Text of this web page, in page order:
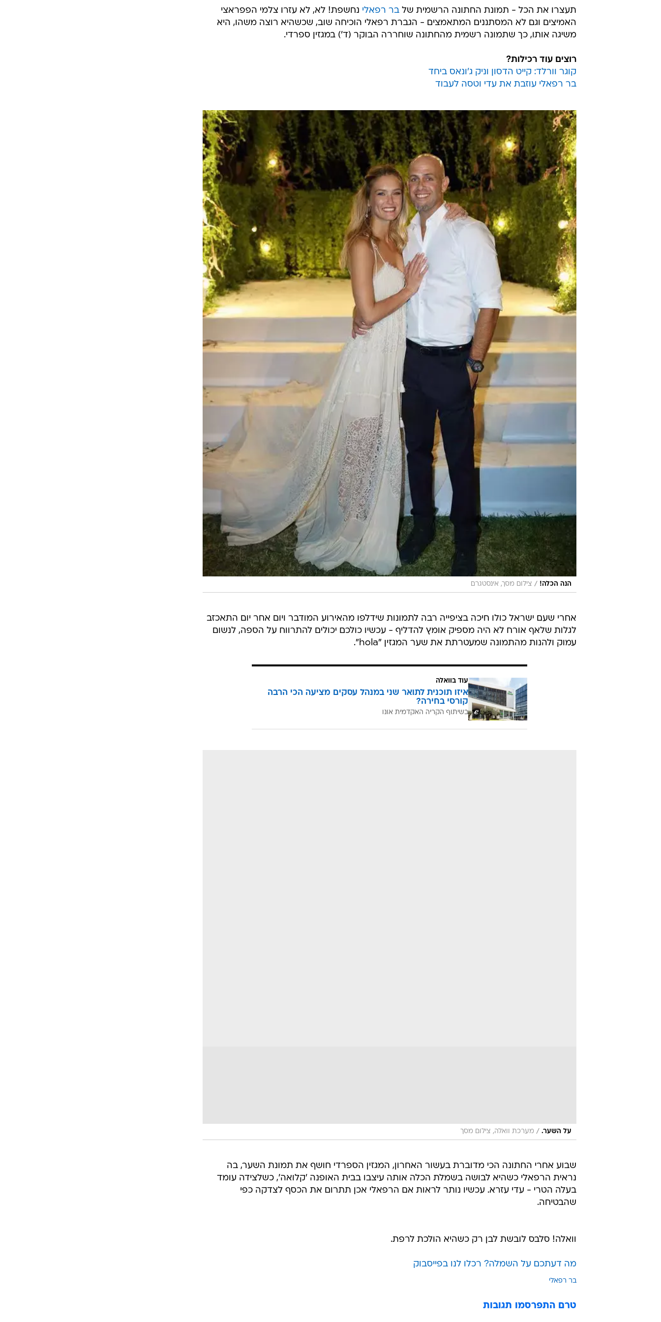
תעצרו את הכל - תמונת החתונה הרשמית של בר רפאלי נחשפת! לא, לא עזרו צלמי הפפראצי
האמיצים וגם לא המסתננים המתאמצים - הגברת רפאלי הוכיחה שוב, שכשהיא רוצה משהו, היא
משיגה אותו, כך שתמונה רשמית מהחתונה שוחררה הבוקר (ד') במגזין ספרדי.
רוצים עוד רכילות?
קוגר וורלד: קייט הדסון וניק ג'ונאס ביחד
בר רפאלי עוזבת את עדי וטסה לעבוד
הנה הכלה! / צילום מסך, אינסטגרם
אחרי שעם ישראל כולו חיכה בציפייה רבה לתמונות שידלפו מהאירוע המודבר ויום אחר יום התאכזב
לגלות שלאף אורח לא היה מספיק אומץ להדליף - עכשיו כולכם יכולים להתרווח על הספה, לנשום
עמוק ולהנות מהתמונה שמעטרתת את שער המגזין "hola".
עוד בוואלה
איזו תוכנית לתואר שני במנהל עסקים מציעה הכי הרבה
קורסי בחירה?
בשיתוף הקריה האקדמית אונו
על השער. / מערכת וואלה, צילום מסך
שבוע אחרי החתונה הכי מדוברת בעשור האחרון, המגזין הספרדי חושף את תמונת השער, בה
נראית הרפאלי כשהיא לבושה בשמלת הכלה אותה עיצבו בבית האופנה 'קלואה', כשלצידה עומד
בעלה הטרי - עדי עזרא. עכשיו נותר לראות אם הרפאלי אכן תתרום את הכסף לצדקה כפי
שהבטיחה.
וואלה! סלבס לובשת לבן רק כשהיא הולכת לרפת.
מה דעתכם על השמלה? רכלו לנו בפייסבוק
בר רפאלי
טרם התפרסמו תגובות